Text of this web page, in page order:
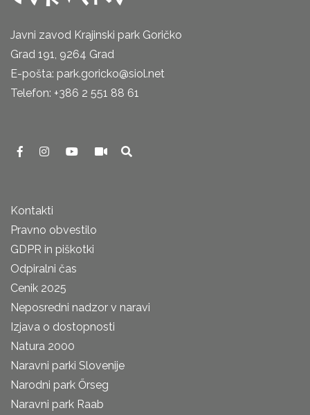
Javni zavod Krajinski park Goričko
Grad 191, 9264 Grad
E-pošta: park.goricko@siol.net
Telefon: +386 2 551 88 61
Kontakti
Pravno obvestilo
GDPR in piškotki
Odpiralni čas
Cenik 2025
Neposredni nadzor v naravi
Izjava o dostopnosti
Natura 2000
Naravni parki Slovenije
Narodni park Őrseg
Naravni park Raab